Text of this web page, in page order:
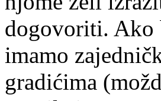
dogovoriti. Ako
imamo
gradićima